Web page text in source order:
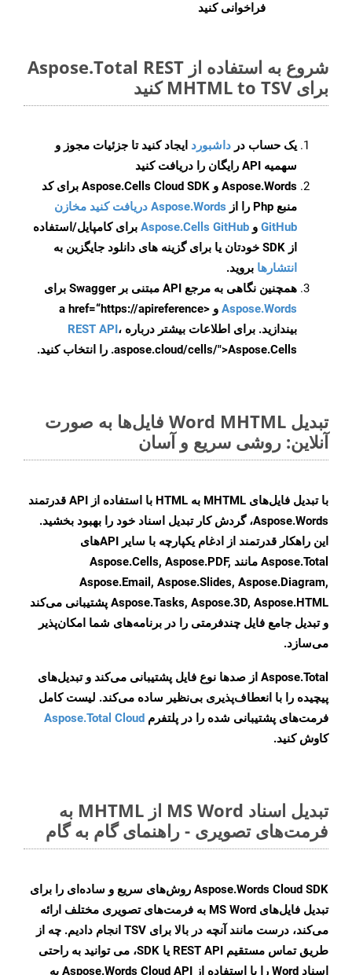
فراخوانی کنید
شروع به استفاده از Aspose.Total REST
برای MHTML to TSV کنید
یک حساب در داشبورد ایجاد کنید تا جزئیات مجوز و
سهمیه API رایگان را دریافت کنید
Aspose.Words و Aspose.Cells Cloud SDK برای کد
منبع Php را از
Aspose.Words دریافت کنید مخازن
GitHub و Aspose.Cells GitHub برای کامپایل/استفاده
از SDK خودتان یا برای گزینه های دانلود جایگزین به
انتشارها بروید.
همچنین نگاهی به مرجع API مبتنی بر Swagger برای
Aspose.Words
و <a href=“https://apireference
بیندازید. برای اطلاعات بیشتر درباره REST API،
.aspose.cloud/cells/">Aspose.Cells را انتخاب کنید.
تبدیل Word MHTML فایل‌ها به صورت
آنلاین: روشی سریع و آسان
با تبدیل فایل‌های MHTML به HTML با استفاده از API قدرتمند
Aspose.Words، گردش کار تبدیل اسناد خود را بهبود بخشید.
این راهکار قدرتمند از ادغام یکپارچه با سایر APIهای
Aspose.Total مانند Aspose.Cells, Aspose.PDF,
Aspose.Email, Aspose.Slides, Aspose.Diagram,
Aspose.Tasks, Aspose.3D, Aspose.HTML پشتیبانی می‌کند
و تبدیل جامع فایل چندفرمتی را در برنامه‌های شما امکان‌پذیر
می‌سازد.
Aspose.Total از صدها نوع فایل پشتیبانی می‌کند و تبدیل‌های
پیچیده را با انعطاف‌پذیری بی‌نظیر ساده می‌کند. لیست کامل
فرمت‌های پشتیبانی شده را در پلتفرم Aspose.Total Cloud
کاوش کنید.
تبدیل اسناد MS Word از MHTML به
فرمت‌های تصویری - راهنمای گام به گام
Aspose.Words Cloud SDK روش‌های سریع و ساده‌ای را برای
تبدیل فایل‌های MS Word به فرمت‌های تصویری مختلف ارائه
می‌کند، درست مانند آنچه در بالا برای TSV انجام دادیم. چه از
طریق تماس مستقیم REST API یا SDK، می توانید به راحتی
اسناد Word را با استفاده از Aspose.Words Cloud API به